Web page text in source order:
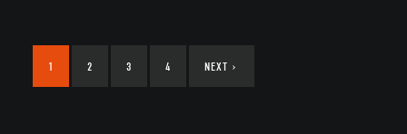
1 2 3 4 NEXT ›